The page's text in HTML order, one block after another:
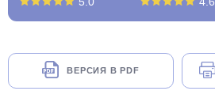
ВЕРСИЯ В PDF